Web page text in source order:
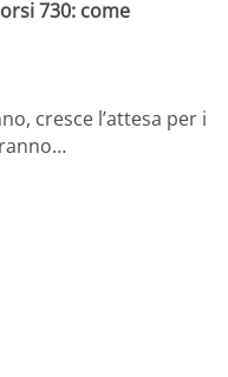
730: come
cresce l’attesa per i